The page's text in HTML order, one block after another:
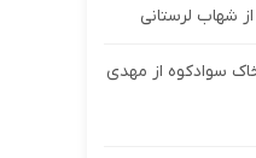
از شهاب لرستانی
سوادکوه از مهدی